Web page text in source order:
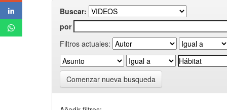
Buscar:
por
Filtros actuales:
Comenzar nueva busqueda